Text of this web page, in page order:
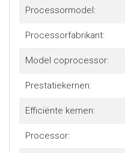
Processormodel:
Processorfabrikant:
Model coprocessor:
Prestatiekernen:
Efficiënte kernen:
Processor: